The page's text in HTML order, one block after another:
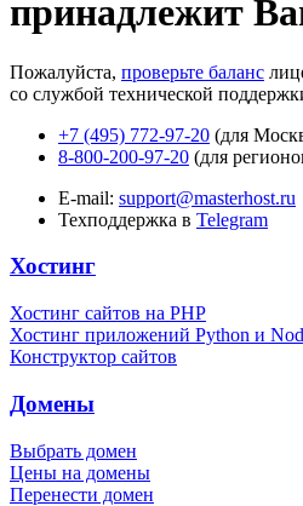
принадлежит
Пожалуйста, проверьте баланс
со службой технической
+7 (495) 772-97-20 (для
8-800-200-97-20 (для
E-mail: support@masterhost.ru
Техподдержка в Telegram
Хостинг
Хостинг сайтов на PHP
Хостинг приложений Python и
Конструктор сайтов
Домены
Выбрать домен
Цены на домены
Перенести домен